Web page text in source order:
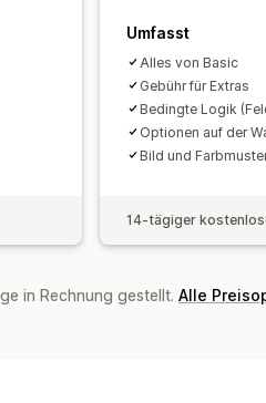
Umfasst
Alles von Basic
Gebühr für Extras
Bedingte Logik
Optionen auf der
Bild und
14-tägiger
in Rechnung gestellt. Alle